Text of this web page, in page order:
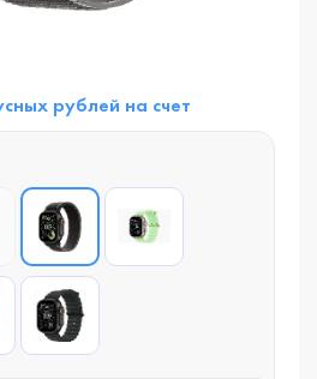
рублей на счет